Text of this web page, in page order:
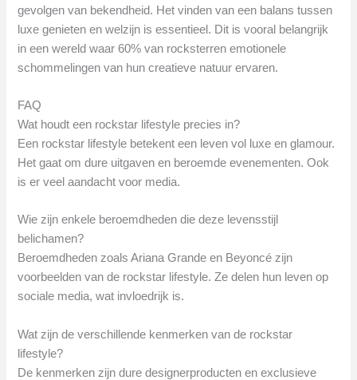
gevolgen van bekendheid. Het vinden van een balans tussen
luxe genieten en welzijn is essentieel. Dit is vooral belangrijk
in een wereld waar 60% van rocksterren emotionele
schommelingen van hun creatieve natuur ervaren.
FAQ
Wat houdt een rockstar lifestyle precies in?
Een rockstar lifestyle betekent een leven vol luxe en glamour.
Het gaat om dure uitgaven en beroemde evenementen. Ook
is er veel aandacht voor media.
Wie zijn enkele beroemdheden die deze levensstijl
belichamen?
Beroemdheden zoals Ariana Grande en Beyoncé zijn
voorbeelden van de rockstar lifestyle. Ze delen hun leven op
sociale media, wat invloedrijk is.
Wat zijn de verschillende kenmerken van de rockstar
lifestyle?
De kenmerken zijn dure designerproducten en exclusieve